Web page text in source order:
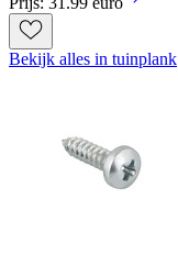
Bekijk alles in tuinplank